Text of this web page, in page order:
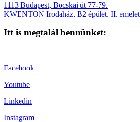
1113 Budapest, Bocskai út 77-79.
KWENTON Irodaház, B2 épület, II. emelet
Itt is megtalál bennünket:
Facebook
Youtube
Linkedin
Instagram